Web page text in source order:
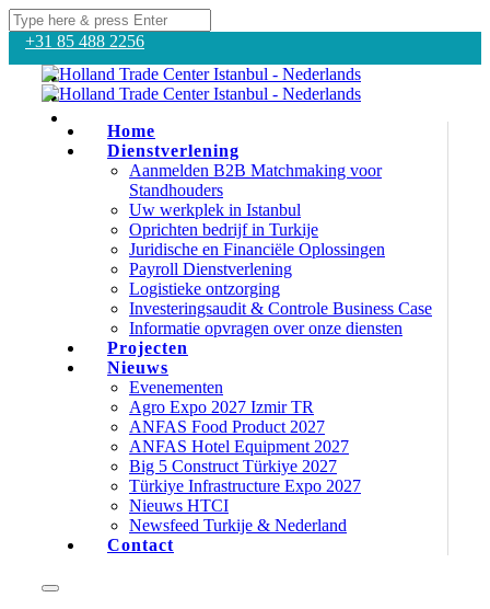
+31 85 488 2256
Home
Dienstverlening
Aanmelden B2B Matchmaking voor
Standhouders
Uw werkplek in Istanbul
Oprichten bedrijf in Turkije
Juridische en Financiële Oplossingen
Payroll Dienstverlening
Logistieke ontzorging
Investeringsaudit & Controle Business Case
Informatie opvragen over onze diensten
Projecten
Nieuws
Evenementen
Agro Expo 2027 Izmir TR
ANFAS Food Product 2027
ANFAS Hotel Equipment 2027
Big 5 Construct Türkiye 2027
Türkiye Infrastructure Expo 2027
Nieuws HTCI
Newsfeed Turkije & Nederland
Contact